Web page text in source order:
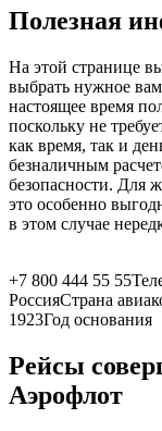
Полезная
На этой странице
выбрать нужное
настоящее время
поскольку не
как время, так и
безналичным
безопасности. Для
это особенно
в этом случае
+7 800 444 55 55
РоссияСтрана
1923Год основания
Рейсы
Аэрофлот